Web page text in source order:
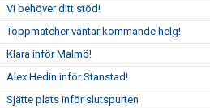
Vi behöver ditt stöd!
Toppmatcher väntar kommande helg!
Klara inför Malmö!
Alex Hedin inför Stanstad!
Sjätte plats inför slutspurten